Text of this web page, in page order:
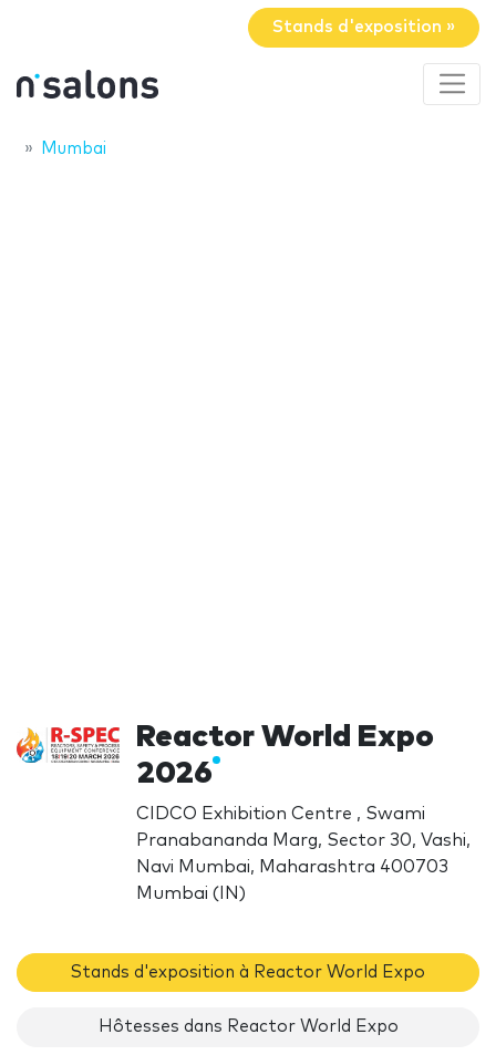
Stands d'exposition »
Mumbai
Reactor World Expo
2026
CIDCO Exhibition Centre , Swami
Pranabananda Marg, Sector 30, Vashi,
Navi Mumbai, Maharashtra 400703
Mumbai (IN)
Stands d'exposition à Reactor World Expo
Hôtesses dans Reactor World Expo